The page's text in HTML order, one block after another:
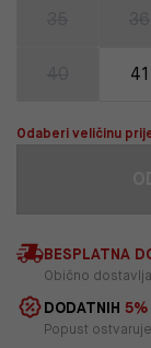
41
Odaberi veličinu
BESPLATNA
Obično
DODATNIH 5%
Popust